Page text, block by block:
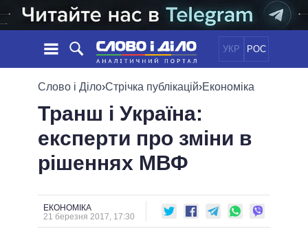
УКР РОС
НОВИНИ
СТРІЧКА
ПОДІЇ
СТАТТІ
ОГЛЯДИ
ДАЙДЖЕСТИ
ПОЛІТИКА
ЕКОНОМІКА
СУСПІЛЬСТВО
ОБIЦЯНКИ
ПОЛIТИКИ
ПРЕЗИДЕНТ І ОФІС
ВЕРХОВНА РАДА
ВІДЕО
Слово і Діло›Стрічка публікацій›Економіка
Транш і Україна:
експерти про зміни в
рішеннях МВФ
ЕКОНОМІКА
21 березня 2017, 17:30